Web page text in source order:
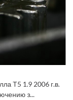
Т5 1.9 2006 г.в.
з...